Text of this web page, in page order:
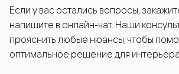
Если у вас остались вопросы,
напишите в онлайн-чат. Наши
прояснить любые нюансы, чтобы
оптимальное решение для интерьера.